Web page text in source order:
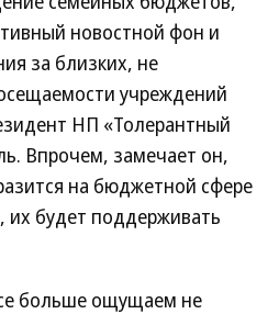
новостной фон и
за близких, не
учреждений
НП «Толерантный
Впрочем, замечает он,
на бюджетной сфере
их будет поддерживать
больше ощущаем не